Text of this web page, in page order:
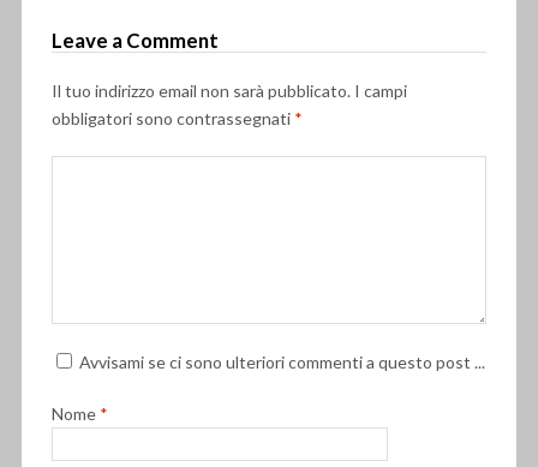
Leave a Comment
Il tuo indirizzo email non sarà pubblicato. I campi
obbligatori sono contrassegnati *
Avvisami se ci sono ulteriori commenti a questo post ...
Nome *